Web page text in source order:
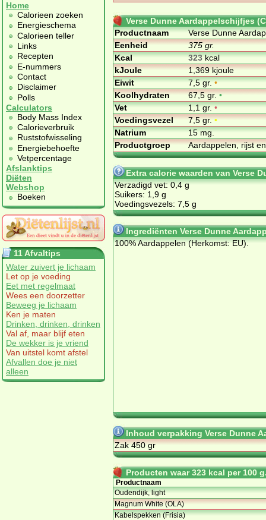
Home
Calorieen zoeken
Energieschema
Calorieen teller
Links
Recepten
E-nummers
Contact
Disclaimer
Polls
Calculators
Body Mass Index
Calorieverbruik
Ruststofwisseling
Energiebehoefte
Vetpercentage
Afslanktips
Diëten
Webshop
Boeken
11 Afvaltips
Water zuivert je lichaam
Let op je voeding
Eet met regelmaat
Wees een doorzetter
Beweeg je lichaam
Ken je maten
Drinken, drinken, drinken
Val af, maar blijf eten
De wekker is je vriend
Van uitstel komt afstel
Afvallen doe je niet
alleen
Verse Dunne Aardappelschijfjes
Productnaam
Verse Dunne
Eenheid
375 gr.
Kcal
323kcal
kJoule
1,369 kjoule
Eiwit
7,5 gr.•
Koolhydraten
67,5 gr.•
Vet
1,1 gr.•
Voedingsvezel
7,5 gr.•
Natrium
15 mg.
Productgroep
Aardappelen, rijst
Extra calorie waarden van Verse
Verzadigd vet: 0,4 g
Suikers: 1,9 g
Voedingsvezels: 7,5 g
Ingrediënten Verse Dunne
100% Aardappelen (Herkomst: EU).
Inhoud verpakking Verse Dunne
Zak 450 gr
Producten waar 323 kcal per 100
Productnaam
Oudendijk, light
Magnum White (OLA)
Kabelspekken (Frisia)